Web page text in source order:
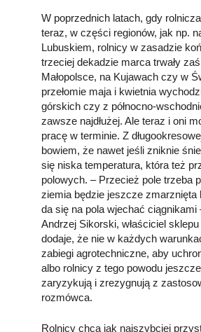
W poprzednich latach, gdy
teraz, w części regionów, jak np.
Lubuskiem, rolnicy w zasadzie
trzeciej dekadzie marca trwały
Małopolsce, na Kujawach czy w
przełomie maja i kwietnia
górskich czy z północno-
zawsze najdłużej. Ale teraz i oni
pracę w terminie. Z
bowiem, że nawet jeśli zniknie
się niska temperatura, która też
polowych. – Przecież pole trzeba
ziemia będzie jeszcze zmarznięta
da się na pola wjechać
Andrzej Sikorski, właściciel
dodaje, że nie w każdych
zabiegi agrotechniczne, aby
albo rolnicy z tego powodu
zaryzykują i zrezygnują z
rozmówca.
Rolnicy chcą jak najszybciej